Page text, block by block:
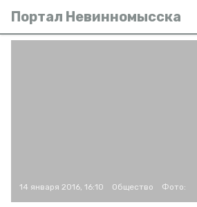
Портал Невинномысска
14 января 2016, 16:10 Общество Фото: